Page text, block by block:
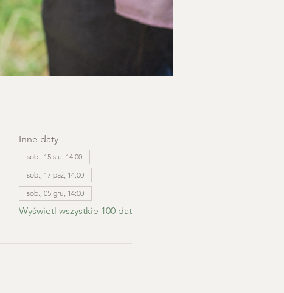
Inne daty
sob., 15 sie, 14:00
sob., 17 paź, 14:00
sob., 05 gru, 14:00
Wyświetl wszystkie 100 dat